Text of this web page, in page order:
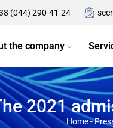
(044) 290-41-24
the company
2021
Home-